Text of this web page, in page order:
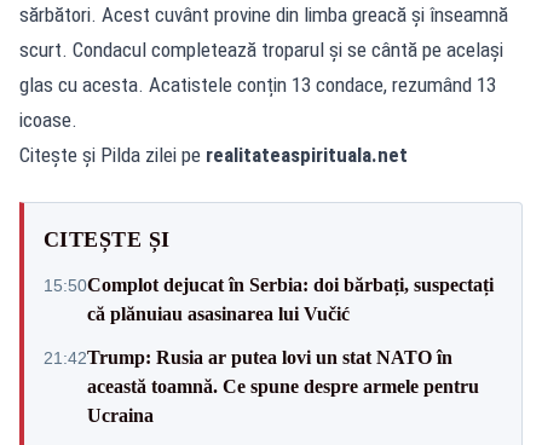
sărbători. Acest cuvânt provine din limba greacă și înseamnă
scurt. Condacul completează troparul și se cântă pe același
glas cu acesta. Acatistele conțin 13 condace, rezumând 13
icoase.
Citește și Pilda zilei pe realitateaspirituala.net
CITEȘTE ȘI
15:50Complot dejucat în Serbia: doi bărbați, suspectați
că plănuiau asasinarea lui Vučić
21:42Trump: Rusia ar putea lovi un stat NATO în
această toamnă. Ce spune despre armele pentru
Ucraina